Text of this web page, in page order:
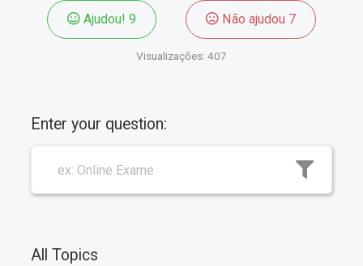
Ajudou!9 Não ajudou 7
Visualizações: 407
Enter your question:
All Topics